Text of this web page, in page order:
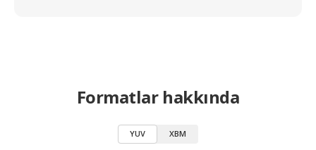
Formatlar hakkında
YUV XBM